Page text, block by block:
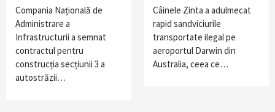
Compania Națională de
Administrare a
Infrastructurii a semnat
contractul pentru
construcția secțiunii 3 a
autostrăzii…
Câinele Zinta a adulmecat
rapid sandviciurile
transportate ilegal pe
aeroportul Darwin din
Australia, ceea ce…